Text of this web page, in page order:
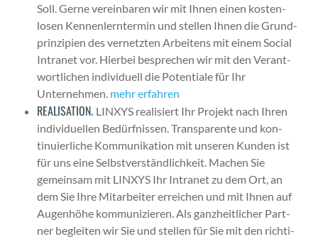
Soll. Gerne vere­in­baren wir mit Ihnen einen kosten­
losen Ken­nen­lern­ter­min und stellen Ihnen die Grund­
prinzip­i­en des ver­net­zten Arbeit­ens mit einem Social
Intranet vor. Hier­bei besprechen wir mit den Ver­ant­
wortlichen indi­vidu­ell die Poten­tiale für Ihr
Unternehmen. mehr erfahren
REALISATION. LINXYS real­isiert Ihr Pro­jekt nach Ihren
indi­vidu­ellen Bedürfnis­sen. Trans­par­ente und kon­
tinuier­liche Kom­mu­nika­tion mit unseren Kun­den ist
für uns eine Selb­stver­ständlichkeit. Machen Sie
gemein­sam mit LINXYS Ihr Intranet zu dem Ort, an
dem Sie Ihre Mitar­beit­er erre­ichen und mit Ihnen auf
Augen­höhe kom­mu­nizieren. Als ganzheitlich­er Part­
ner begleit­en wir Sie und stellen für Sie mit den richti­